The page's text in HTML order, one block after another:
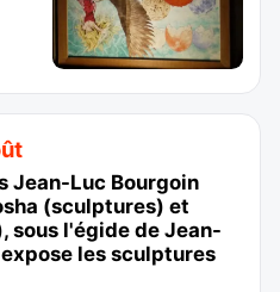
Jean-Luc Bourgoin
(sculptures) et
sous l'égide de Jean-
les sculptures